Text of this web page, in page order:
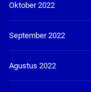
Oktober 2022
September 2022
Agustus 2022